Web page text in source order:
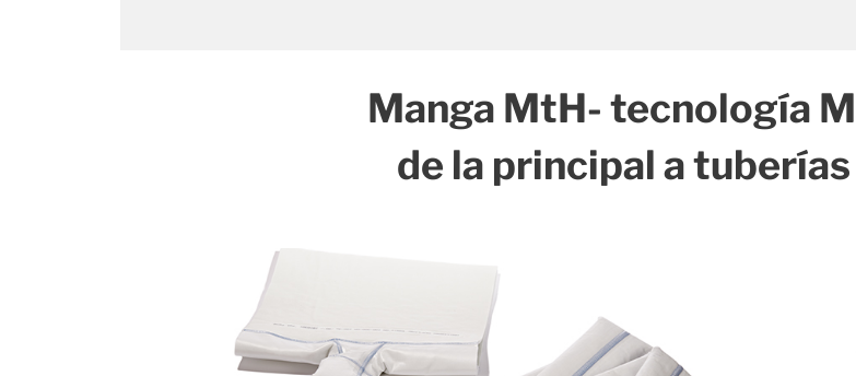
Manga MtH- tecnología
de la principal a